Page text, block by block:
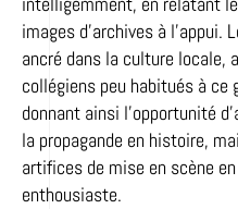
images d’archives à
ancré dans la culture locale,
collégiens peu habitués à ce
donnant ainsi l’opportunité
la propagande en histoire,
artifices de mise en scène
enthousiaste.